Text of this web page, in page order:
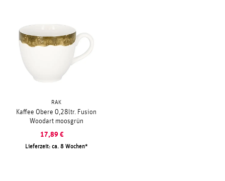
RAK
Kaffee Obere 0,28ltr. Fusion
Woodart moosgrün
17,89 €
Lieferzeit: ca. 8 Wochen